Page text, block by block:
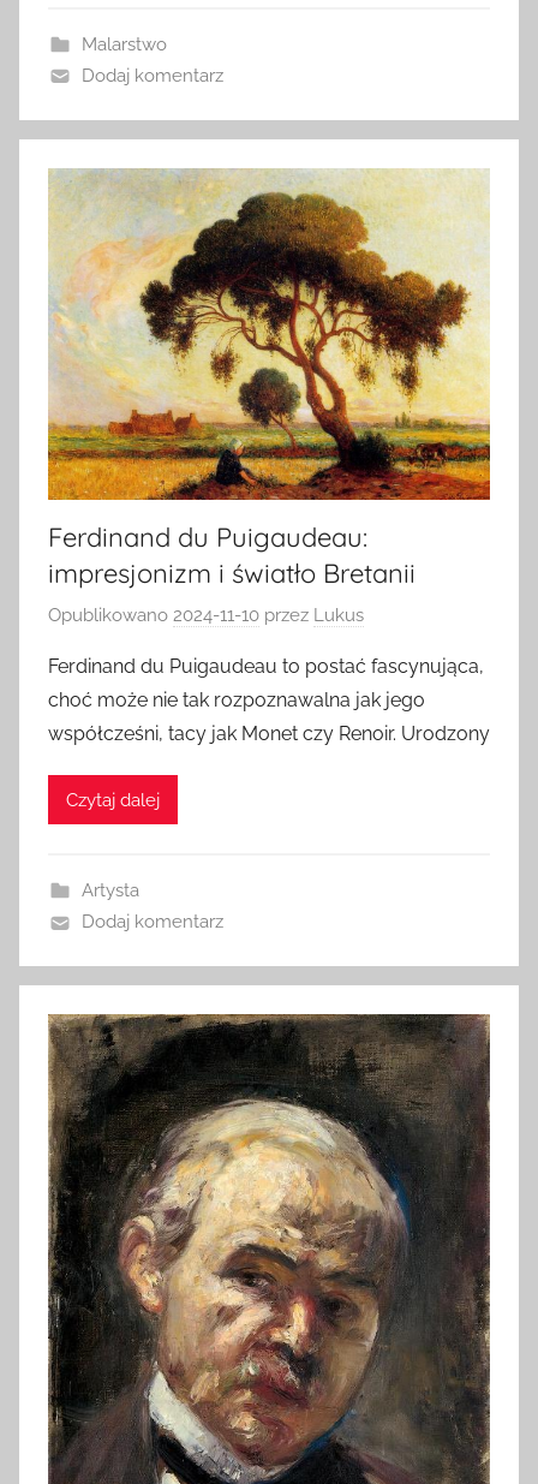
Malarstwo
Dodaj komentarz
Ferdinand du Puigaudeau:
impresjonizm i światło Bretanii
Opublikowano 2024-11-10 przez Lukus
Ferdinand du Puigaudeau to postać fascynująca,
choć może nie tak rozpoznawalna jak jego
współcześni, tacy jak Monet czy Renoir. Urodzony
Czytaj dalej
Artysta
Dodaj komentarz